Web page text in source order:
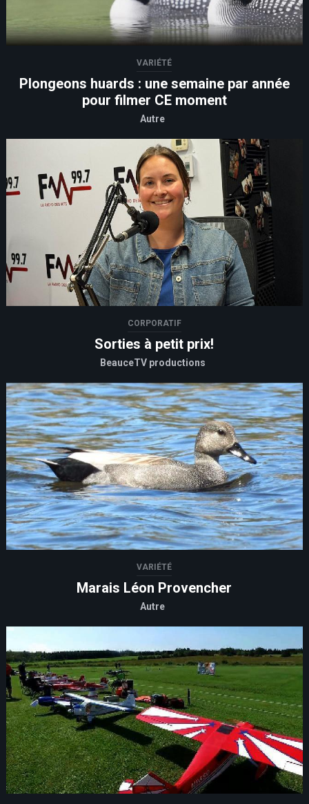
VARIÉTÉ
Plongeons huards : une semaine par année
pour filmer CE moment
Autre
CORPORATIF
Sorties à petit prix!
BeauceTV productions
VARIÉTÉ
Marais Léon Provencher
Autre